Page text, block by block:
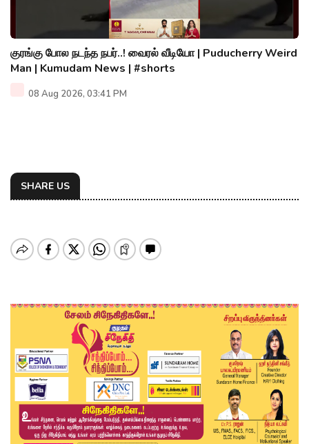
குரங்கு போல நடந்த நபர்..! வைரல் வீடியோ | Puducherry Weird
Man | Kumudam News | #shorts
08 Aug 2026, 03:41 PM
SHARE US